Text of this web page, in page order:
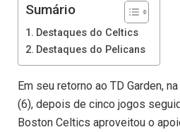
Sumário
Destaques do Celtics
Destaques do Pelicans
Em seu retorno ao TD Garden,
(6), depois de cinco jogos
Boston Celtics aproveitou o